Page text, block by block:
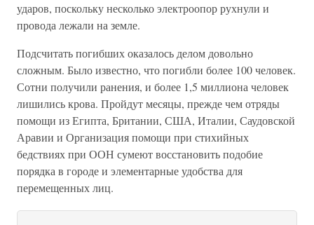
ударов, поскольку несколько электроопор рухнули и
провода лежали на земле.
Подсчитать погибших оказалось делом довольно
сложным. Было известно, что погибли более 100 человек.
Сотни получили ранения, и более 1,5 миллиона человек
лишились крова. Пройдут месяцы, прежде чем отряды
помощи из Египта, Британии, США, Италии, Саудовской
Аравии и Организация помощи при стихийных
бедствиях при ООН сумеют восстановить подобие
порядка в городе и элементарные удобства для
перемещенных лиц.